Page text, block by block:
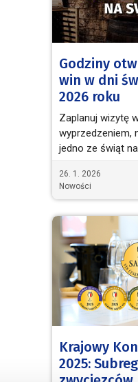
Godziny
win w dni
2026 roku
Zaplanuj wizytę
wyprzedzeniem,
jedno ze świąt
26. 1. 2026
Nowości
Krajowy
2025: